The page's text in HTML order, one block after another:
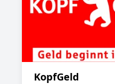
KopfGeld